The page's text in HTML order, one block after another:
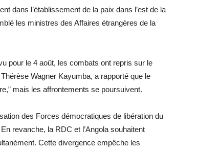
dans l’établissement de la paix dans l’est de la
les ministres des Affaires étrangères de la
pour le 4 août, les combats ont repris sur le
Wagner Kayumba, a rapporté que le
mais les affrontements se poursuivent.
des Forces démocratiques de libération du
revanche, la RDC et l’Angola souhaitent
Cette divergence empêche les